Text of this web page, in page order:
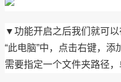
▼功能开启之后我们就可
“此电脑”中，点击右键，
需要指定一个文件夹路径